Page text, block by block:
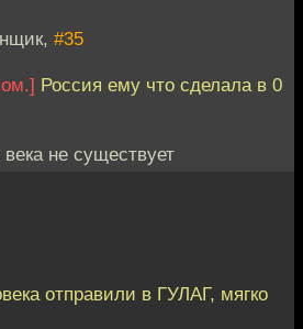
#35
Россия ему что сделала в 0
не существует
отправили в ГУЛАГ, мягко